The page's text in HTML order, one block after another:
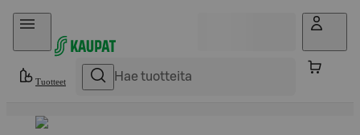
Hyppää sisältöön
Tuotteet